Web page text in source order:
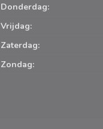
Donderdag:
Vrijdag:
Zaterdag:
Zondag: